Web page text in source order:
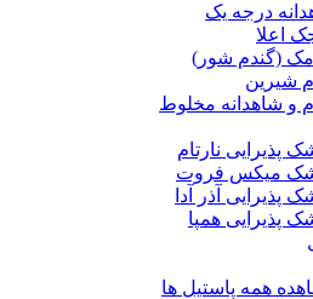
درجه یک
اعلا
(گندم شور)
شیرین
و شاهدانه مخلوط
پذیرایی نارتام
میکس فروت
پذیرایی آذر آدا
پذیرایی همپا
همه پاستیل ها